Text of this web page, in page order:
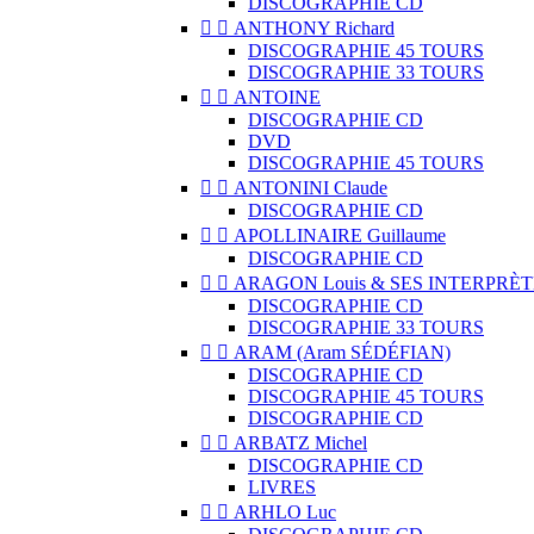
  ANTHONY Richard
DISCOGRAPHIE 45 TOURS
DISCOGRAPHIE 33 TOURS
  ANTOINE
DISCOGRAPHIE CD
DVD
DISCOGRAPHIE 45 TOURS
  ANTONINI Claude
DISCOGRAPHIE CD
  APOLLINAIRE Guillaume
DISCOGRAPHIE CD
  ARAGON Louis & SES
DISCOGRAPHIE CD
DISCOGRAPHIE 33 TOURS
  ARAM (Aram SÉDÉFIAN)
DISCOGRAPHIE CD
DISCOGRAPHIE 45 TOURS
DISCOGRAPHIE CD
  ARBATZ Michel
DISCOGRAPHIE CD
LIVRES
  ARHLO Luc